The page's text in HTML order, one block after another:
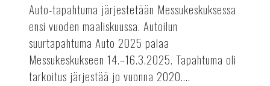
Auto-tapahtuma järjestetään Messukeskuksessa
ensi vuoden maaliskuussa. Autoilun
suurtapahtuma Auto 2025 palaa
Messukeskukseen 14.–16.3.2025. Tapahtuma oli
tarkoitus järjestää jo vuonna 2020....